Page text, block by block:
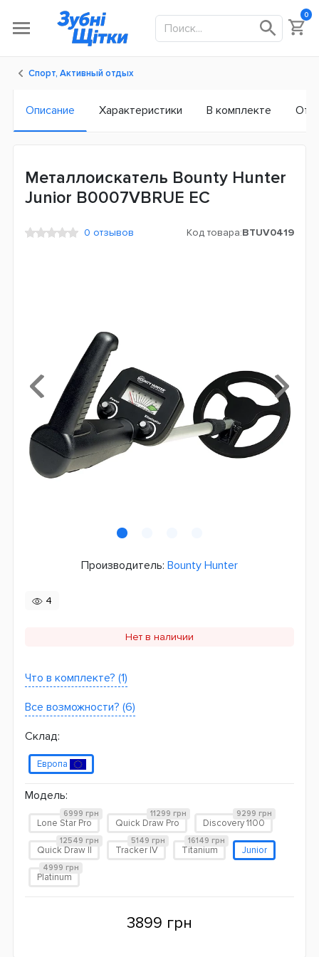
0
Спорт, Активный отдых
Описание Характеристики В комплекте
Металлоискатель Bounty Hunter
Junior B0007VBRUE ЕС
0 отзывов Код товара:BTUV0419
Производитель: Bounty Hunter
4
Нет в наличии
Что в комплекте? (1)
Все возможности? (6)
Склад:
Европа
Модель:
Lone Star Pro
6999 грн
Quick Draw Pro
11299 грн
Discovery 1100
9299 грн
Quick Draw II
12549 грн
Tracker IV
5149 грн
Titanium
16149 грн
Junior
Platinum
4999 грн
3899 грн